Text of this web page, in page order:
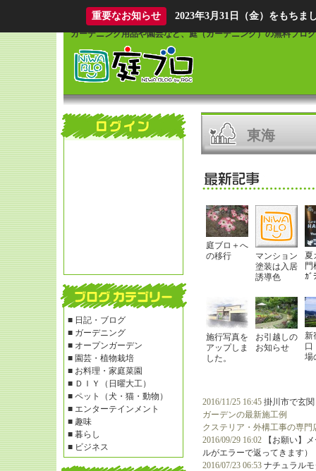
重要なお知らせ 2023年3月31日（金）をもちま
What is Niwablo?
ガーデニング用品や園芸など、庭（ガーデニング）の無料ブロ
■ 日記・ブログ
■ ガーデニング
■ オープンガーデン
■ 園芸・植物栽培
■ お料理・家庭菜園
■ ＤＩＹ（日曜大工）
■ ペット（犬・猫・動物）
■ エンターテインメント
■ 趣味
■ 暮らし
■ ビジネス
東海
庭ブロ＋へ
の移行
マンション
塗装は入居
誘導色
夏
ｶﾞ
施行写真を
アップしま
した。
お引越しの
お知らせ
場
2016/11/25 16:45 掛川市で玄
ガーデンの最新施工例 ～
クステリア・外構工事の専門
2016/09/29 16:02
【お願い】
ルがエラーで返ってきます）
2016/07/23 06:53 ナチュラル